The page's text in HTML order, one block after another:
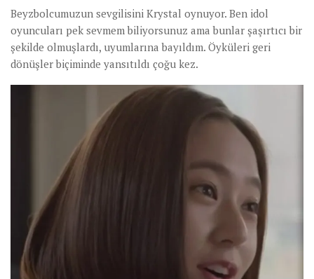
Beyzbolcumuzun sevgilisini Krystal oynuyor. Ben idol
oyuncuları pek sevmem biliyorsunuz ama bunlar şaşırtıcı bir
şekilde olmuşlardı, uyumlarına bayıldım. Öyküleri geri
dönüşler biçiminde yansıtıldı çoğu kez.